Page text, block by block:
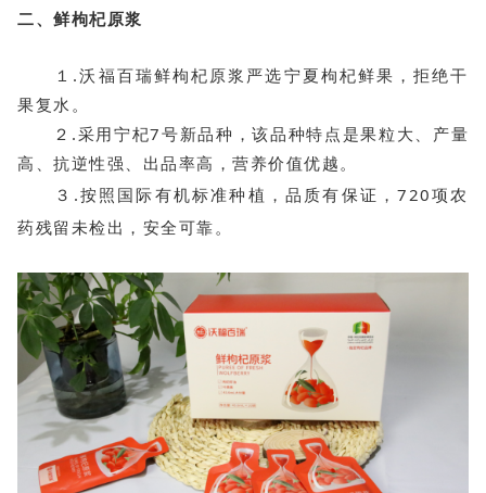
二、鲜枸杞原浆
１.沃福百瑞鲜枸杞原浆严选宁夏枸杞鲜果，拒绝干
果复水。
２.采用宁杞7号新品种，该品种特点是果粒大、产量
高、抗逆性强、出品率高，营养价值优越。
３.按照国际有机标准种植，品质有保证，720项农
药残留未检出，安全可靠。